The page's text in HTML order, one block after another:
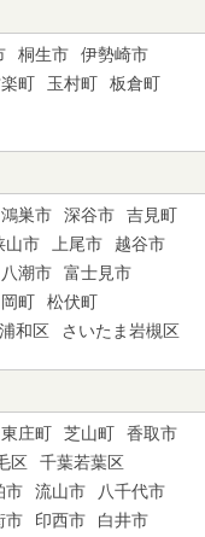
桐生市
伊勢崎市
町 玉村町
板倉町
鴻巣市 深谷市
吉見町
山市 上尾市
越谷市
八潮市
富士見市
町
松伏町
和区 さいたま岩槻区
東庄町 芝山町
香取市
区
千葉若葉区
市 流山市
八千代市
市 印西市
白井市